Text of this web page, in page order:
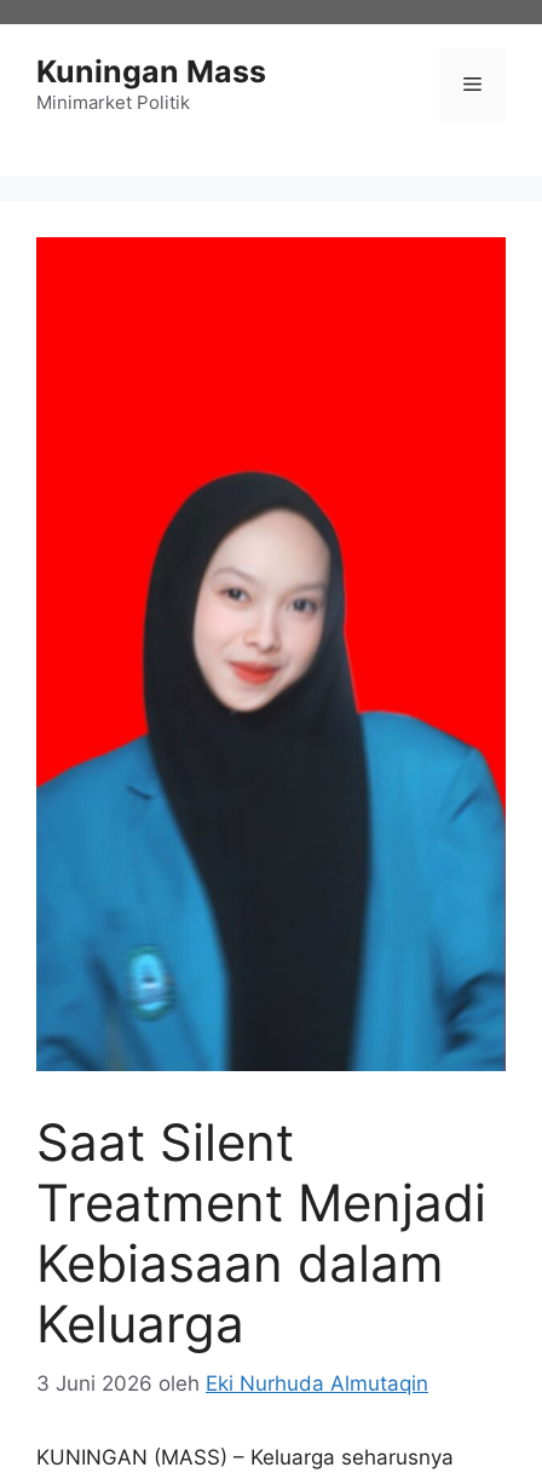
Kuningan Mass
Minimarket Politik
Menu
Saat Silent
Treatment Menjadi
Kebiasaan dalam
Keluarga
3 Juni 2026 oleh Eki Nurhuda Almutaqin
KUNINGAN (MASS) – Keluarga seharusnya